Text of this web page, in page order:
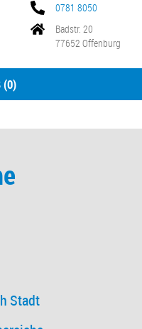
0781 8050
Badstr. 20
77652 Offenburg
(0)
Stadt